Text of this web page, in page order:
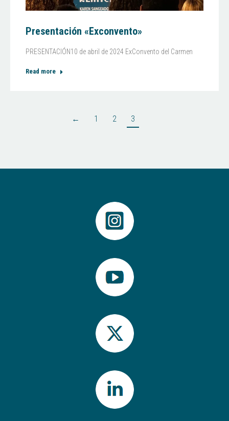
Presentación «Exconvento»
PRESENTACIÓN10 de abril de 2024 ExConvento del Carmen
Read more
← 1 2 3